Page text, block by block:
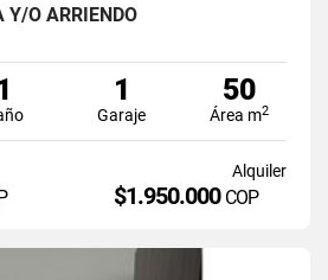
Y/O ARRIENDO
1
Garaje
50
Área m2
Alquiler
$1.950.000 COP